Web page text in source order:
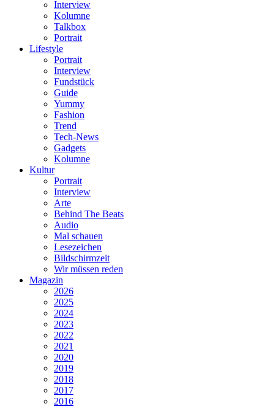
Interview
Kolumne
Talkbox
Portrait
Lifestyle
Portrait
Interview
Fundstück
Guide
Yummy
Fashion
Trend
Tech-News
Gadgets
Kolumne
Kultur
Portrait
Interview
Arte
Behind The Beats
Audio
Mal schauen
Lesezeichen
Bildschirmzeit
Wir müssen reden
Magazin
2026
2025
2024
2023
2022
2021
2020
2019
2018
2017
2016